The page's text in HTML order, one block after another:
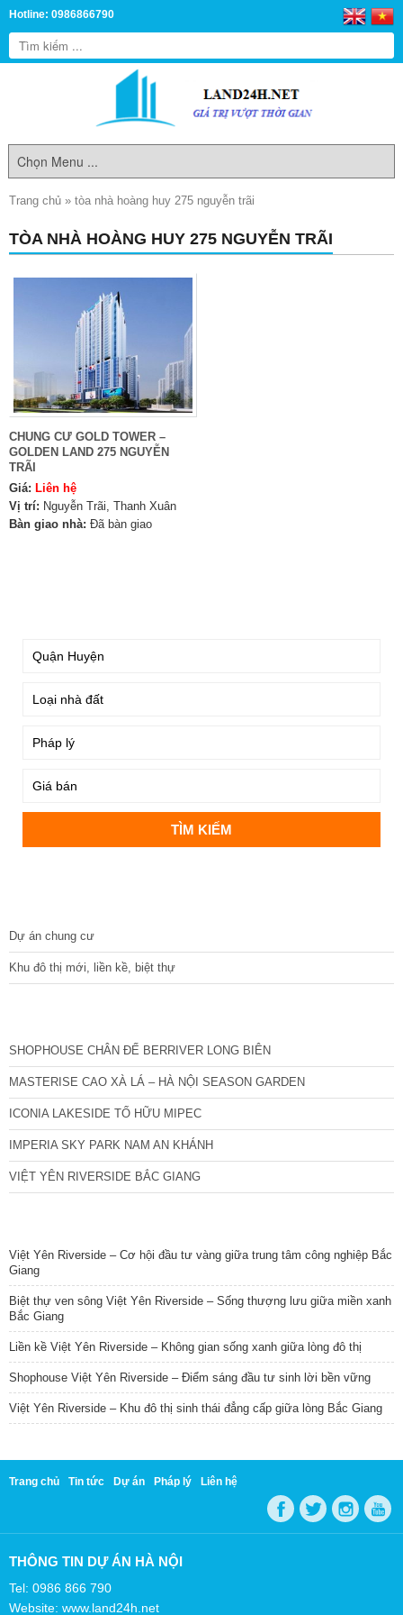
Hotline: 0986866790
Trang chủ » tòa nhà hoàng huy 275 nguyễn trãi
TÒA NHÀ HOÀNG HUY 275 NGUYỄN TRÃI
CHUNG CƯ GOLD TOWER –
GOLDEN LAND 275 NGUYỄN
TRÃI
Giá: Liên hệ
Vị trí: Nguyễn Trãi, Thanh Xuân
Bàn giao nhà: Đã bàn giao
Dự án chung cư
Khu đô thị mới, liền kề, biệt thự
SHOPHOUSE CHÂN ĐẾ BERRIVER LONG BIÊN
MASTERISE CAO XÀ LÁ – HÀ NỘI SEASON GARDEN
ICONIA LAKESIDE TỐ HỮU MIPEC
IMPERIA SKY PARK NAM AN KHÁNH
VIỆT YÊN RIVERSIDE BẮC GIANG
Việt Yên Riverside – Cơ hội đầu tư vàng giữa trung tâm công nghiệp Bắc
Giang
Biệt thự ven sông Việt Yên Riverside – Sống thượng lưu giữa miền xanh
Bắc Giang
Liền kề Việt Yên Riverside – Không gian sống xanh giữa lòng đô thị
Shophouse Việt Yên Riverside – Điểm sáng đầu tư sinh lời bền vững
Việt Yên Riverside – Khu đô thị sinh thái đẳng cấp giữa lòng Bắc Giang
Trang chủ Tin tức Dự án Pháp lý Liên hệ
THÔNG TIN DỰ ÁN HÀ NỘI
Tel: 0986 866 790
Website: www.land24h.net